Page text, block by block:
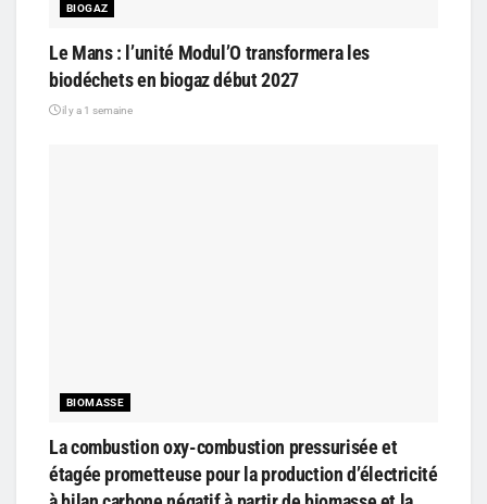
BIOGAZ
Le Mans : l’unité Modul’O transformera les
biodéchets en biogaz début 2027
il y a 1 semaine
BIOMASSE
La combustion oxy-combustion pressurisée et
étagée prometteuse pour la production d’électricité